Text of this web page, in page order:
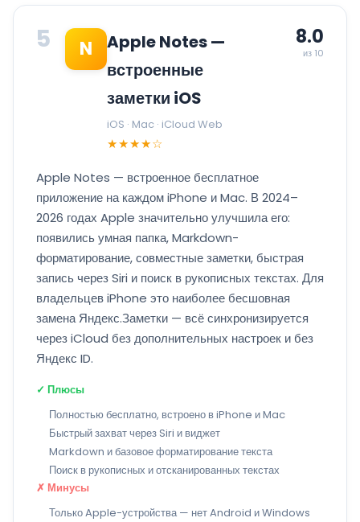
5 N
Apple Notes —
встроенные
заметки iOS
iOS · Mac · iCloud Web
★★★★☆
8.0
из 10
Apple Notes — встроенное бесплатное
приложение на каждом iPhone и Mac. В 2024–
2026 годах Apple значительно улучшила его:
появились умная папка, Markdown-
форматирование, совместные заметки, быстрая
запись через Siri и поиск в рукописных текстах. Для
владельцев iPhone это наиболее бесшовная
замена Яндекс.Заметки — всё синхронизируется
через iCloud без дополнительных настроек и без
Яндекс ID.
✓ Плюсы
Полностью бесплатно, встроено в iPhone и Mac
Быстрый захват через Siri и виджет
Markdown и базовое форматирование текста
Поиск в рукописных и отсканированных текстах
✗ Минусы
Только Apple-устройства — нет Android и Windows